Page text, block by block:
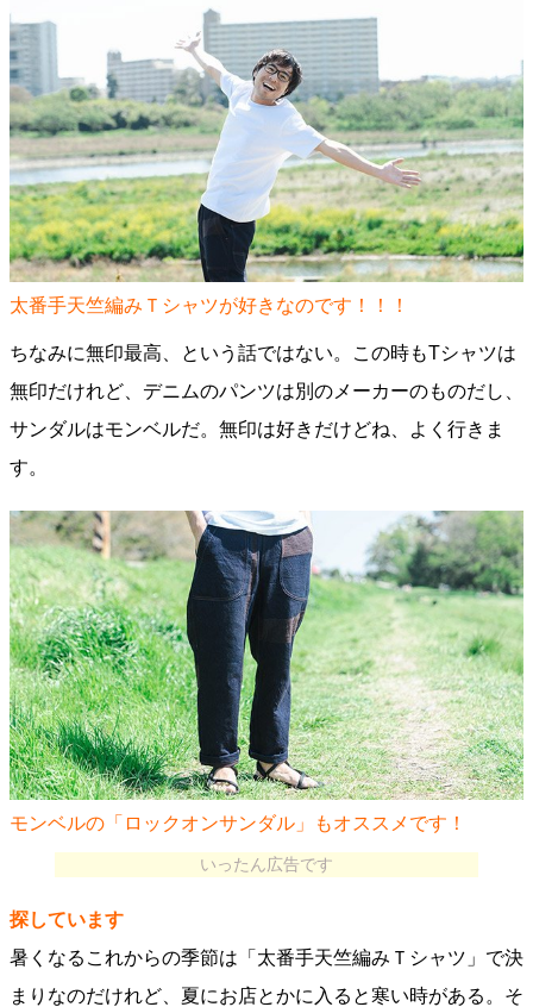
太番手天竺編みＴシャツが好きなのです！！！
ちなみに無印最高、という話ではない。この時もTシャツは
無印だけれど、デニムのパンツは別のメーカーのものだし、
サンダルはモンベルだ。無印は好きだけどね、よく行きま
す。
モンベルの「ロックオンサンダル」もオススメです！
いったん広告です
探しています
暑くなるこれからの季節は「太番手天竺編みＴシャツ」で決
まりなのだけれど、夏にお店とかに入ると寒い時がある。そ